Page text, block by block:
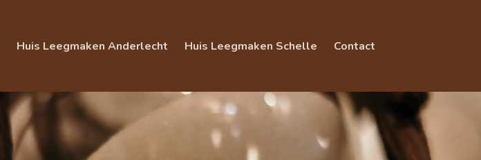
Huis Leegmaken Anderlecht Huis Leegmaken Schelle Contact